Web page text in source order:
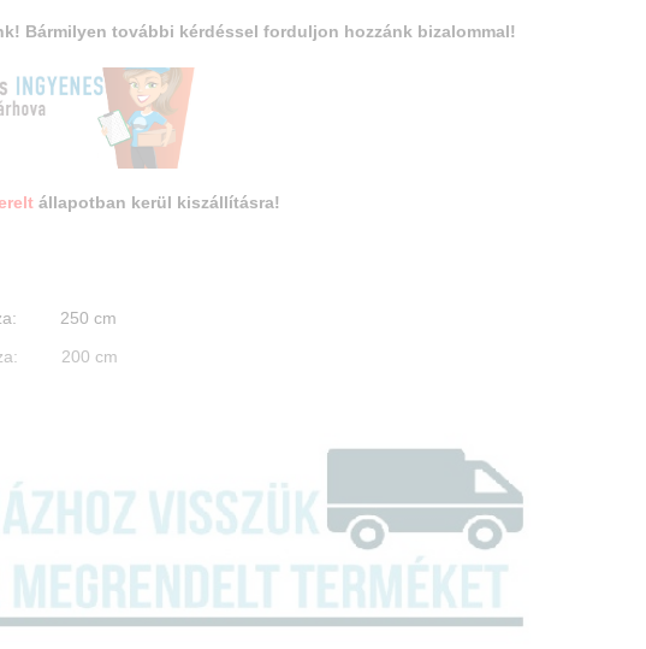
Bármilyen további kérdéssel forduljon hozzánk bizalommal!
állapotban kerül kiszállításra!
250 cm
200 cm
: 30,5 cm
: 85 cm
: 60 cm